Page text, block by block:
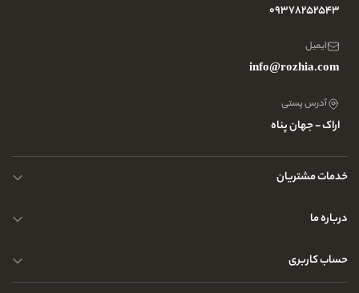
09378252543
ایمیل
info@rozhia.com
آدرس پستی
اراک - جهان پناه
خدمات مشتریان
حریم خصوصی کاربران
تماس با ما
درباره ما
سوالات متداول
آدرس فروشگاه
حساب کاربری